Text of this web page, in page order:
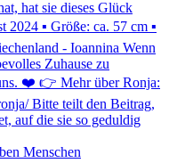
Menschen